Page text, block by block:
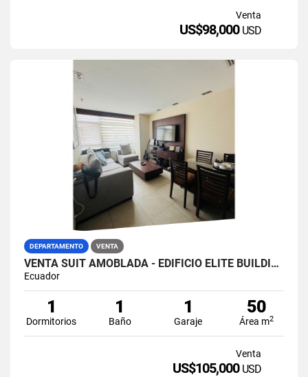
Venta
US$98,000 USD
DEPARTAMENTO VENTA
VENTA SUIT AMOBLADA - EDIFICIO ELITE BUILDING - GUAYAQUIL
Ecuador
1
Dormitorios
1
Baño
1
Garaje
50
Área m2
Venta
US$105,000 USD